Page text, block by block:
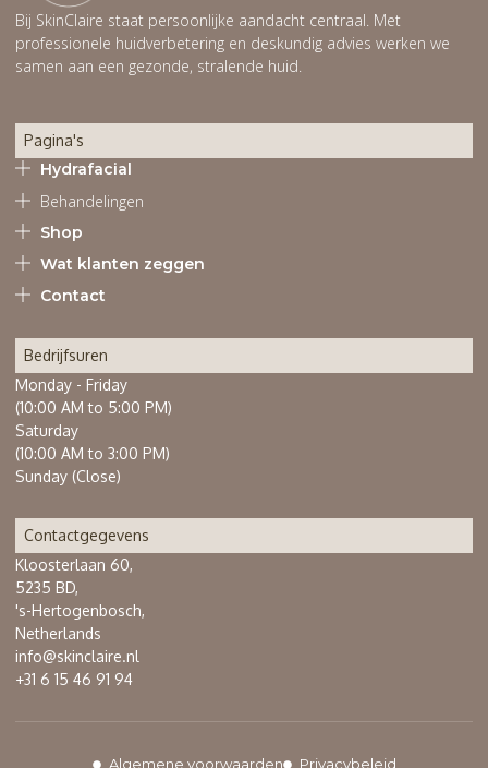
Bij SkinClaire staat persoonlijke aandacht centraal. Met
professionele huidverbetering en deskundig advies werken we
samen aan een gezonde, stralende huid.
Pagina's
Hydrafacial
Behandelingen
Shop
Wat klanten zeggen
Contact
Bedrijfsuren
Monday - Friday
(10:00 AM to 5:00 PM)
Saturday
(10:00 AM to 3:00 PM)
Sunday (Close)
Contactgegevens
Kloosterlaan 60,
5235 BD,
's-Hertogenbosch,
Netherlands
info@skinclaire.nl
+31 6 15 46 91 94
Algemene voorwaarden Privacybeleid